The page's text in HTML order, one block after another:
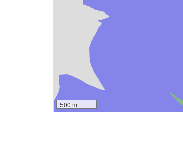
500 m